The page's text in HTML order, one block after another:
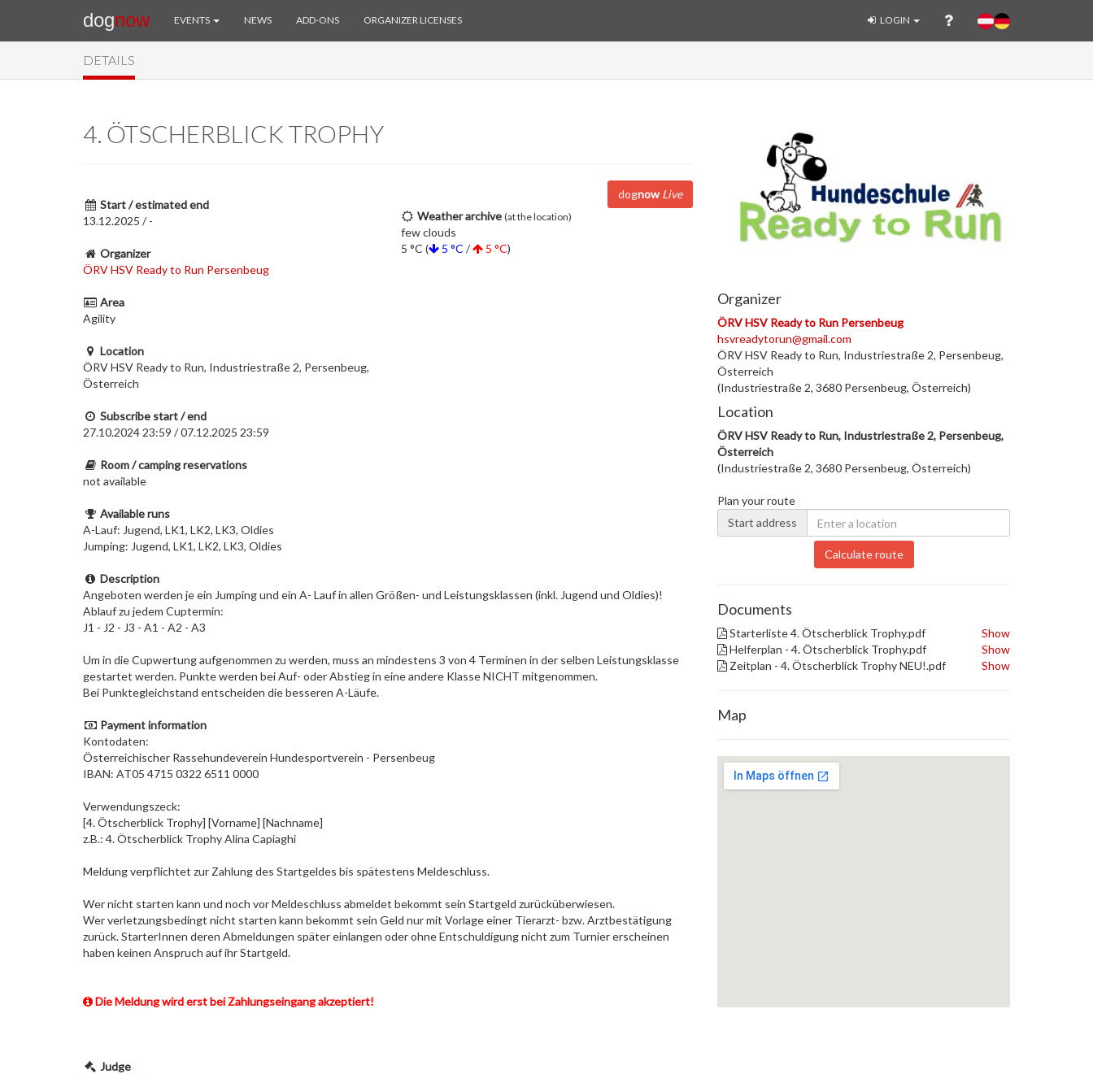
dognow EVENTS NEWS ADD-ONS ORGANIZER LICENSES LOGIN
DETAILS
4. ÖTSCHERBLICK TROPHY
dognow Live
Start / estimated end
13.12.2025 / -
Organizer
ÖRV HSV Ready to Run Persenbeug
Area
Agility
Location
ÖRV HSV Ready to Run, Industriestraße 2, Persenbeug,
Österreich
Subscribe start / end
27.10.2024 23:59 / 07.12.2025 23:59
Room / camping reservations
not available
Available runs
A-Lauf: Jugend, LK1, LK2, LK3, Oldies
Jumping: Jugend, LK1, LK2, LK3, Oldies
Weather archive (at the location)
few clouds
5 °C (
5 °C / 5 °C)
Description
Angeboten werden je ein Jumping und ein A- Lauf in allen Größen- und Leistungsklassen (inkl. Jugend und Oldies)!
Ablauf zu jedem Cuptermin:
J1 - J2 - J3 - A1 - A2 - A3
Um in die Cupwertung aufgenommen zu werden, muss an mindestens 3 von 4 Terminen in der selben Leistungsklasse
gestartet werden. Punkte werden bei Auf- oder Abstieg in eine andere Klasse NICHT mitgenommen.
Bei Punktegleichstand entscheiden die besseren A-Läufe.
Payment information
Kontodaten:
Österreichischer Rassehundeverein Hundesportverein - Persenbeug
IBAN: AT05 4715 0322 6511 0000
Verwendungszeck:
[4. Ötscherblick Trophy] [Vorname] [Nachname]
z.B.: 4. Ötscherblick Trophy Alina Capiaghi
Meldung verpflichtet zur Zahlung des Startgeldes bis spätestens Meldeschluss.
Wer nicht starten kann und noch vor Meldeschluss abmeldet bekommt sein Startgeld zurücküberwiesen.
Wer verletzungsbedingt nicht starten kann bekommt sein Geld nur mit Vorlage einer Tierarzt- bzw. Arztbestätigung
zurück. StarterInnen deren Abmeldungen später einlangen oder ohne Entschuldigung nicht zum Turnier erscheinen
haben keinen Anspruch auf ihr Startgeld.
Die Meldung wird erst bei Zahlungseingang akzeptiert!
Judge
Organizer
ÖRV HSV Ready to Run Persenbeug
hsvreadytorun@gmail.com
ÖRV HSV Ready to Run, Industriestraße 2, Persenbeug,
Österreich
(Industriestraße 2, 3680 Persenbeug, Österreich)
Location
ÖRV HSV Ready to Run, Industriestraße 2, Persenbeug,
Österreich
(Industriestraße 2, 3680 Persenbeug, Österreich)
Plan your route
Start address
Calculate route
Documents
Starterliste 4. Ötscherblick Trophy.pdf
Show
Helferplan - 4. Ötscherblick Trophy.pdf
Show
Zeitplan - 4. Ötscherblick Trophy NEU!.pdf
Show
Map